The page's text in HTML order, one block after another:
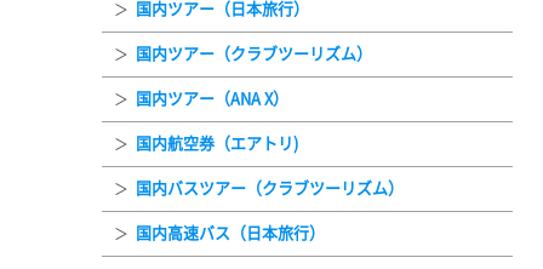
国内ツアー（日本旅行）
国内ツアー（クラブツーリズム）
国内ツアー（ANA X）
国内航空券（エアトリ)
国内バスツアー（クラブツーリズム）
国内高速バス（日本旅行）